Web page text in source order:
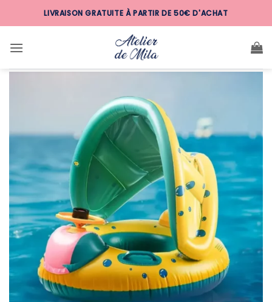
LIVRAISON GRATUITE À PARTIR DE 50€ D'ACHAT